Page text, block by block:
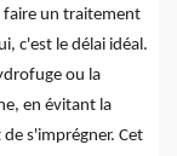
faire un traitement
c'est le délai idéal.
ou la
en évitant la
s'imprégner. Cet